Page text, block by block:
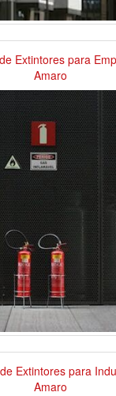
Extintores para
Amaro
Extintores para
Amaro